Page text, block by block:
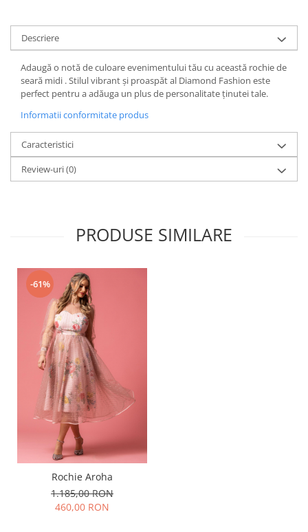
Descriere
Adaugă o notă de culoare evenimentului tău cu această rochie de
seară midi . Stilul vibrant și proaspăt al Diamond Fashion este
perfect pentru a adăuga un plus de personalitate ținutei tale.
Informatii conformitate produs
Caracteristici
Review-uri(0)
PRODUSE SIMILARE
-61%
Rochie Aroha
1.185,00 RON
460,00 RON